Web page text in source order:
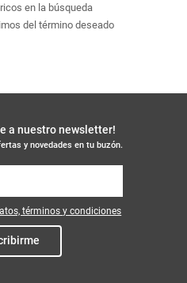
en la búsqueda
del término deseado
a nuestro newsletter!
y novedades en tu buzón.
términos y condiciones